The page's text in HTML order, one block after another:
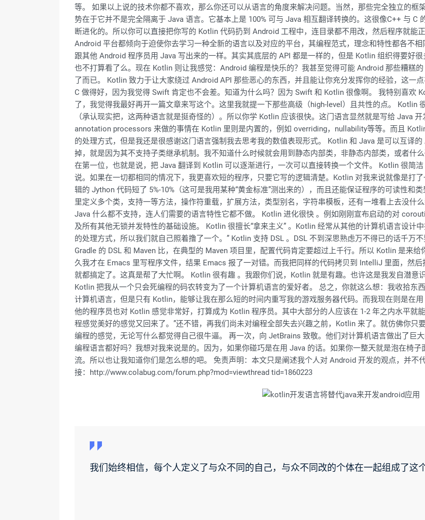
等。 如果以上说的技术你都不喜欢，那么你还可以从语言的角度来解决问题。当然，那些完全独立的
势在于它并不是完全隔离于 Java 语言。它基本上是 100% 可与 Java 相互翻译转换的。这很像C++ 与 C
断进化的。所以你可以直接把你写的 Kotlin 代码扔到 Android 工程中，连目录都不用改，然后程序就能
Android 平台都倾向于迫使你去学习一种全新的语言以及对应的平台，其编程范式，理念和特性都各不
跟其他 Android 程序员用 Java 写出来的一样。其实其底层的 API 都是一样的，但是 Kotlin 组织得要好
也不打算看了么。现在 Kotlin 则让我感觉：Android 编程是快乐的？我甚至觉得可能 Android 那些糟糕
了而已。 Kotlin 致力于让大家绕过 Android API 那些恶心的东西，并且能让你充分发挥你的经验，这一
C 做得好，因为我觉得 Swift 肯定也不会差。知道为什么吗？因为 Swift 和 Kotlin 很像啊。 我特别喜欢
了，我觉得我最好再开一篇文章来写这个。这里我就提一下那些高级（high-level）且共性的点。 Kotlin
（承认现实把，这两种语言就是挺奇怪的）。所以你学 Kotlin 应该很快。这门语言显然就是写给 Java
annotation processors 来做的事情在 Kotlin 里则是内置的，例如 overriding，nullability等等。而且
的处理方式，但是我还是很感谢这门语言强制我去思考我的数值表现形式。 Kotlin 和 Java 是可以互译
掉，就是因为其不支持子类继承机制。我不知道什么时候就会用到静态内部类，非静态内部类，或者什
在第一位，也就是说，把 Java 翻译到 Kotlin 可以逐渐进行，一次可以直接转换一个文件。 Kotlin 很简
说。如果在一切都相同的情况下，我更喜欢短的程序，只要它写的逻辑清楚。Kotlin 对我来说就像是打
辑的 Jython 代码短了 5%-10%（这可是我用某种“黄金标准”测出来的），而且还能保证程序的可读性和
里定义多个类，支持一等方法，操作符重载，扩展方法，类型别名，字符串模板，还有一堆看上去没什
Java 什么都不支持，连人们需要的语言特性它都不做。 Kotlin 进化很快 。例如刚刚宣布启动的对
及所有其他无锁并发特性的基础设施。 Kotlin 很擅长“拿来主义” 。Kotlin 经常从其他的计算机语言设计
的处理方式，所以我们就自己照着撸了一个。” Kotlin 支持 DSL 。DSL 不到深思熟虑万不得已的话千万
Gradle 的 DSL 和 Maven 比，在典型的 Maven 项目里，配置代码肯定要超过上千行。所以 Kotlin 是来
久我才在 Emacs 里写程序文件，结果 Emacs 报了一对错。而我把同样的代码拷贝到 IntelliJ 里面，然
就都搞定了。这真是帮了大忙啊。 Kotlin 很有趣 。我跟你们说，Kotlin 就是有趣。也许这是我发自潜意
Kotlin 把我从一个只会死编程的码农转变为了一个计算机语言的爱好者。 总之，你就这么想：我收拾东
计算机语言，但是只有 Kotlin，能够让我在那么短的时间内重写我的游戏服务器代码。而我现在则是在
他的程序员也对 Kotlin 感觉非常好，打算成为 Kotlin 程序员。其中大部分的人应该在 1-2 年之内水平就
程感觉美好的感觉又回来了。”还不错，再我们尚未对编程全部失去兴趣之前，Kotlin 来了。就仿佛你只
编程的感觉，无论写什么都觉得自己很牛逼。 再一次，向 JetBrains 致敬。他们对计算机语言做出了巨
编程语言都好吗？我想对我来说是的。因为，如果你碰巧是在用 Java 的话。如果你一整天就是泡在椅
流。所以也让我知道你们是怎么想的吧。 免责声明：本文只是阐述我个人对 Android 开发的观点，并不
接：http://www.colabug.com/forum.php?mod=viewthread tid=1860223
我们始终相信，每个人定义了与众不同的自己，与众不同改的个体在一起组成了这